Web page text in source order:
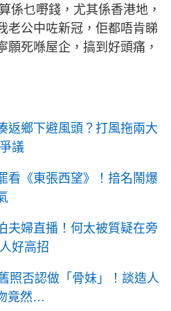
係乜嘢錢，尤其係香港地，
老公中咗新冠，佢都唔肯睇
願死喺屋企，搞到好頭痛，
返鄉下避風頭？打風拖兩大
議
看《東張西望》！揞名鬧爆
夫婦直播！何太被質疑在旁
好高招
照否認做「骨妹」！談造人
竟然…